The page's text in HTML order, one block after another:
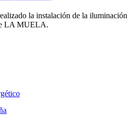
la instalación de la iluminación
LA MUELA.